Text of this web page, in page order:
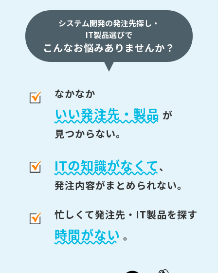
システム開発の発注先探し・
IT製品選びで
こんなお悩みありませんか？
なかなか
いい発注先・製品 が
見つからない。
ITの知識がなくて、
発注内容がまとめられない。
忙しくて発注先・IT製品を探す
時間がない 。